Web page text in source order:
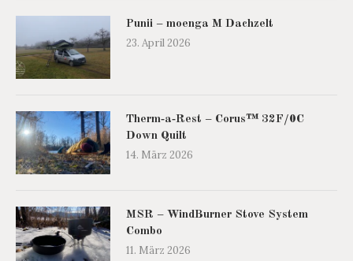
Punii – moenga M Dachzelt
23. April 2026
Therm‑a‑Rest – Corus™ 32F/0C
Down Quilt
14. März 2026
MSR – WindBurner Stove System
Combo
11. März 2026